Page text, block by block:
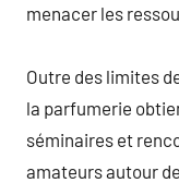
menacer les
Outre des limites
la parfumerie
séminaires et
amateurs autour